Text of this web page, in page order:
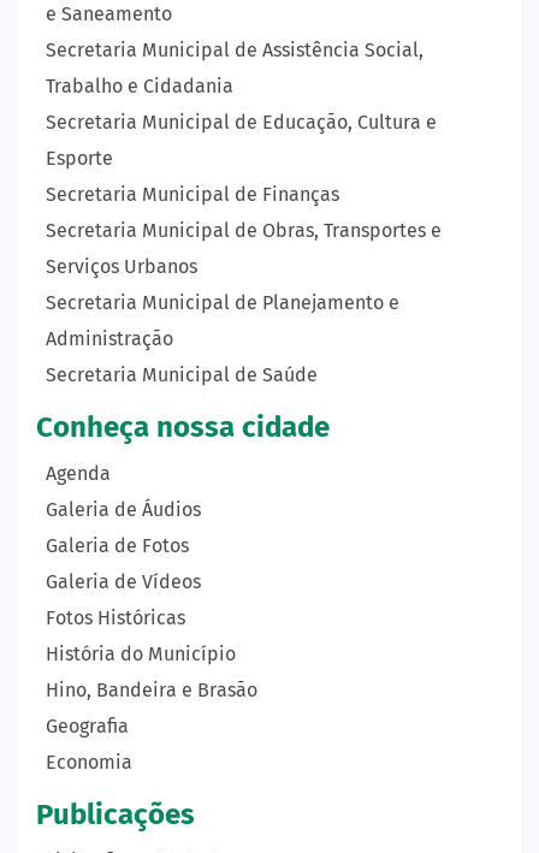
e Saneamento
Secretaria Municipal de Assistência Social,
Trabalho e Cidadania
Secretaria Municipal de Educação, Cultura e
Esporte
Secretaria Municipal de Finanças
Secretaria Municipal de Obras, Transportes e
Serviços Urbanos
Secretaria Municipal de Planejamento e
Administração
Secretaria Municipal de Saúde
Conheça nossa cidade
Agenda
Galeria de Áudios
Galeria de Fotos
Galeria de Vídeos
Fotos Históricas
História do Município
Hino, Bandeira e Brasão
Geografia
Economia
Publicações